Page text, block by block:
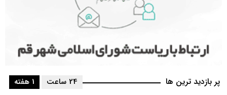
پر بازدید ترین ها 1 هفته 24 ساعت